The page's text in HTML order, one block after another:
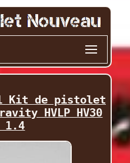
Kit de pistolet
HVLP HV30
1.4